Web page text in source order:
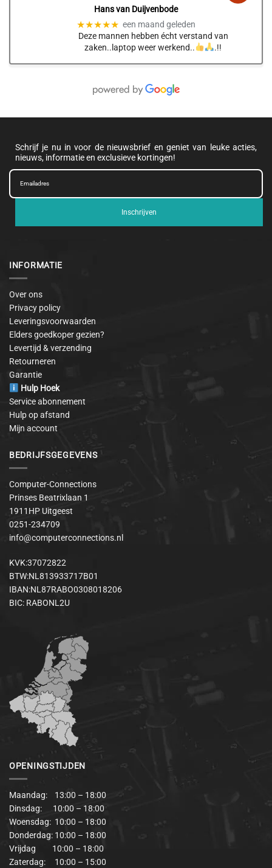
Hans van Duijvenbode
★★★★★ een maand geleden
Deze mannen hebben écht verstand van
zaken..laptop weer werkend..
.!!
Schrijf je nu in voor de nieuwsbrief en geniet van leuke acties,
nieuws, informatie en exclusieve kortingen!
Inschrijven
INFORMATIE
Over ons
Privacy policy
Leveringsvoorwaarden
Elders goedkoper gezien?
Levertijd & verzending
Retourneren
Garantie
Hulp Hoek
Service abonnement
Hulp op afstand
Mijn account
BEDRIJFSGEGEVENS
Computer-Connections
Prinses Beatrixlaan 1
1911HP Uitgeest
0251-234709
info@computerconnections.nl
KVK:37072822
BTW:NL813933717B01
IBAN:NL87RABO0308018206
BIC: RABONL2U
OPENINGSTIJDEN
Maandag: 13:00 – 18:00
Dinsdag: 10:00 – 18:00
Woensdag: 10:00 – 18:00
Donderdag: 10:00 – 18:00
Vrijdag 10:00 – 18:00
Zaterdag: 10:00 – 15:00